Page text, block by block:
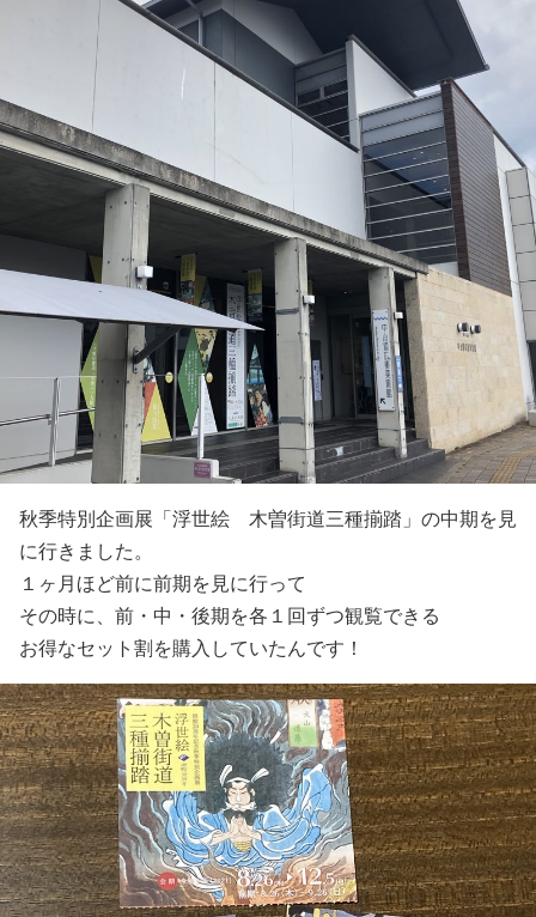
秋季特別企画展「浮世絵 木曽街道三種揃踏」の中期を見
に行きました。
１ヶ月ほど前に前期を見に行って
その時に、前・中・後期を各１回ずつ観覧できる
お得なセット割を購入していたんです！